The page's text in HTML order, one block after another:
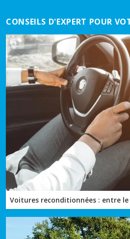
CONSEILS D'EXPERT POUR
Voitures reconditionnées : entre